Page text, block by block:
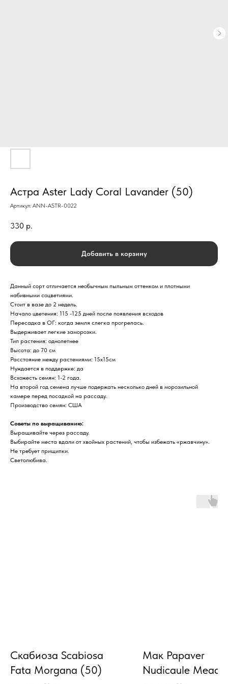
Астра Aster Lady Coral Lavander (50)
Артикул: ANN-ASTR-0022
330 р.
Добавить в корзину
Данный сорт отличается необычным пыльным оттенком и плотными
набивными соцветиями.
Стоит в вазе до 2 недель.
Начало цветения: 115 -125 дней после появления всходов
Пересадка в ОГ: когда земля слегка прогрелась.
Выдерживает легкие заморозки.
Тип растения: однолетнее
Высота: до 70 см
Расстояние между растениями: 15х15см
Нуждается в поддержке: да
Всхожесть семян: 1-2 года.
На второй год семена лучше подержать несколько дней в морозильной
камере перед посадкой на рассаду.
Производство семян: США
Советы по выращиванию:
Выращивайте через рассаду.
Выбирайте места вдали от хвойных растений, чтобы избежать «ржавчину».
Не требует прищипки.
Светолюбива.
Скабиоза Scabiosa
Fata Morgana (50)
Мак Papaver
Nudicaule